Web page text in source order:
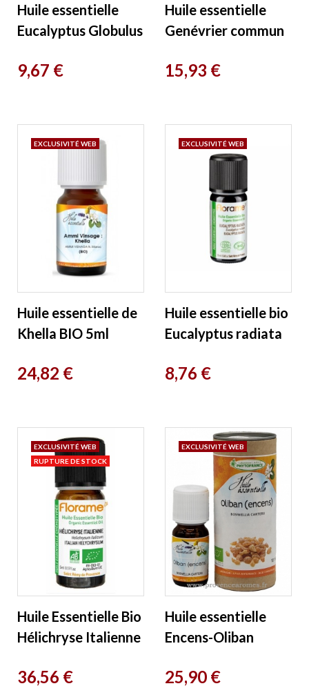
Huile essentielle
Eucalyptus Globulus
Prix
9,67 €
Huile essentielle
Genévrier commun
Phytofrance
Prix
15,93 €
Huile essentielle de
Khella BIO 5ml
Prix
24,82 €
EXCLUSIVITÉ WEB
Huile essentielle bio
Eucalyptus radiata
Florame
Prix
8,76 €
EXCLUSIVITÉ WEB
Huile Essentielle Bio
Hélichryse Italienne
Prix
36,56 €
EXCLUSIVITÉ WEB
RUPTURE DE STOCK
Huile essentielle
Encens-Oliban
Phytofrance
Prix
25,90 €
EXCLUSIVITÉ WEB